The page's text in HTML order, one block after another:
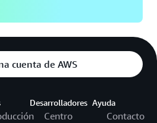
cuenta de AWS
Desarrolladores
Centro
Ayuda
Contacto